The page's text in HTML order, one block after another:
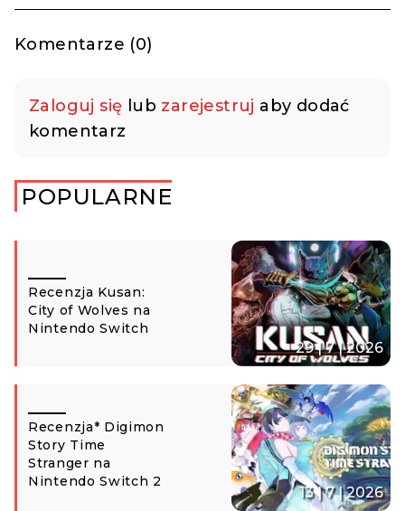
Komentarze (0)
Zaloguj się lub zarejestruj aby dodać
komentarz
POPULARNE
Recenzja Kusan:
City of Wolves na
Nintendo Switch
29 | 7 | 2026
Recenzja* Digimon
Story Time
Stranger na
Nintendo Switch 2
13 | 7 | 2026